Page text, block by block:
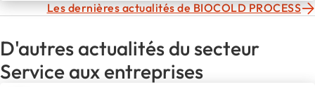
Les dernières actualités de BIOCOLD PROCESS
D'autres actualités du secteur
Service aux entreprises